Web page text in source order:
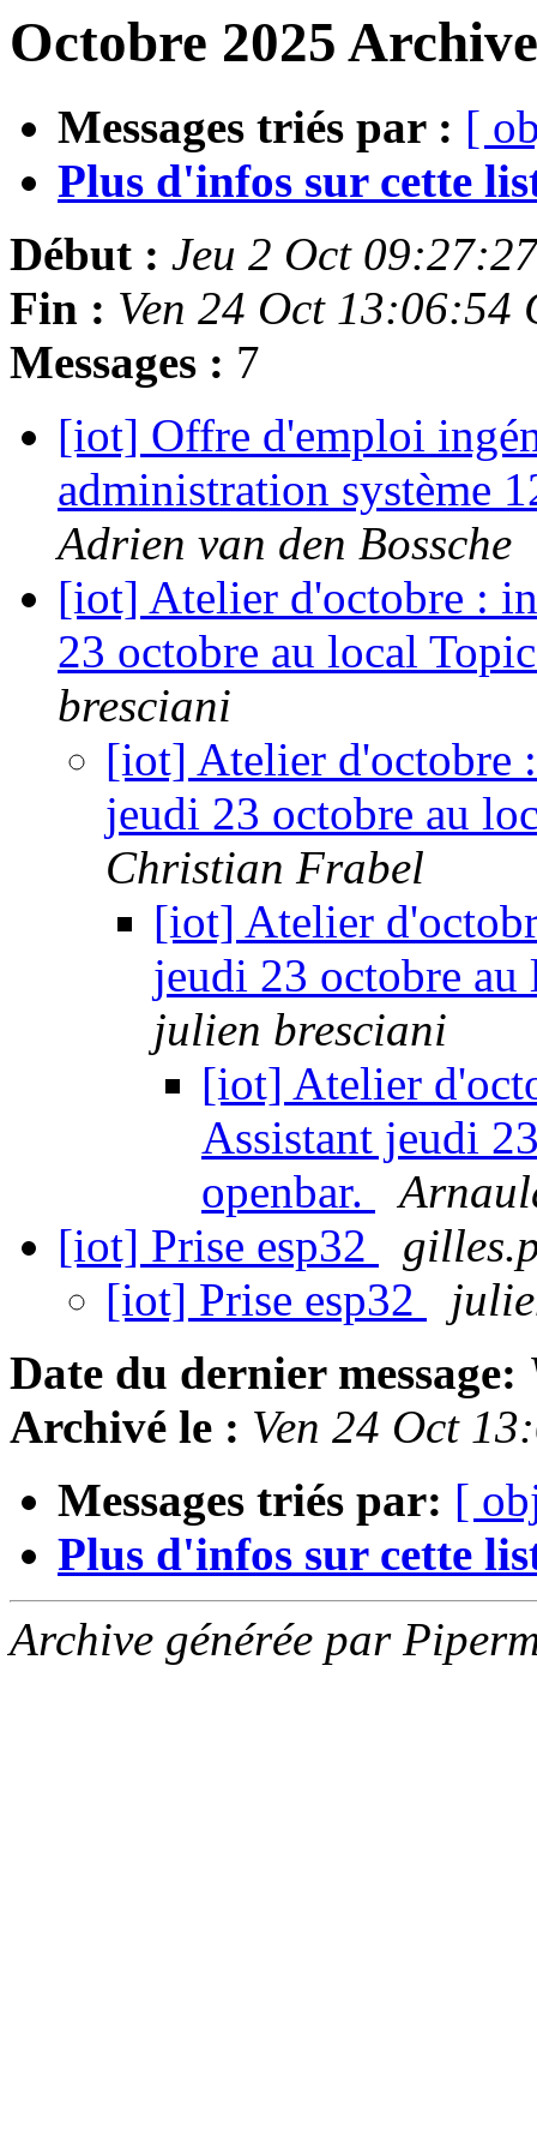
Octobre 2025
Messages triés par : [
Plus d'infos sur cette
Début : Jeu 2 Oct
Fin : Ven 24 Oct 13:06:54
Messages : 7
[iot] Offre d'emploi
administration système
Adrien van den Bossche
[iot] Atelier d'octobre :
23 octobre au local
bresciani
[iot] Atelier d'octobre
jeudi 23 octobre au
Christian Frabel
[iot] Atelier
jeudi 23 octobre
julien bresciani
[iot] Atelier
Assistant jeudi
openbar.
[iot] Prise esp32
[iot] Prise esp32
Date du dernier message:
Archivé le : Ven 24 Oct
Messages triés par: [
Plus d'infos sur cette
Archive générée par